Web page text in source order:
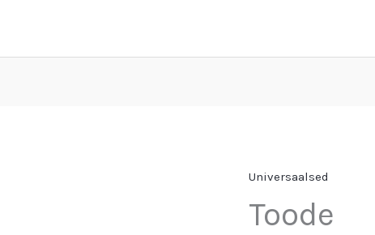
Universaalsed
Toode